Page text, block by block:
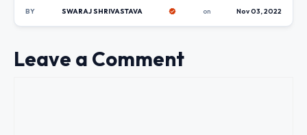
BY SWARAJ SHRIVASTAVA on Nov 03, 2022
Leave a Comment